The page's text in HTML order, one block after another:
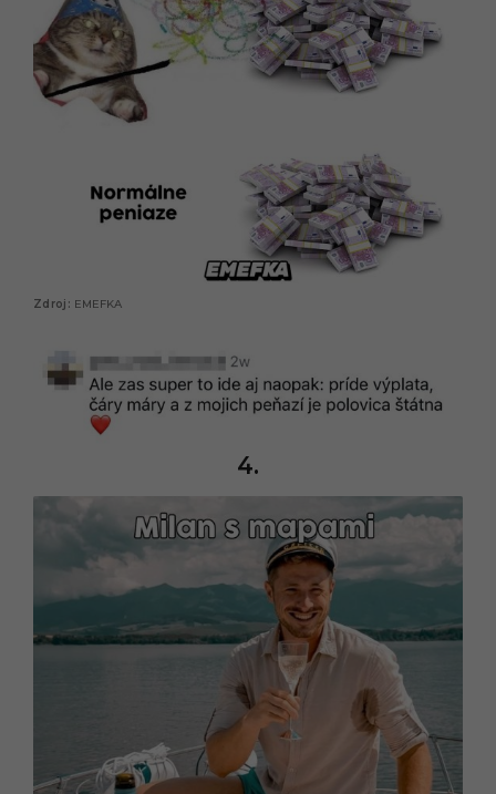
EMEFKA
4.